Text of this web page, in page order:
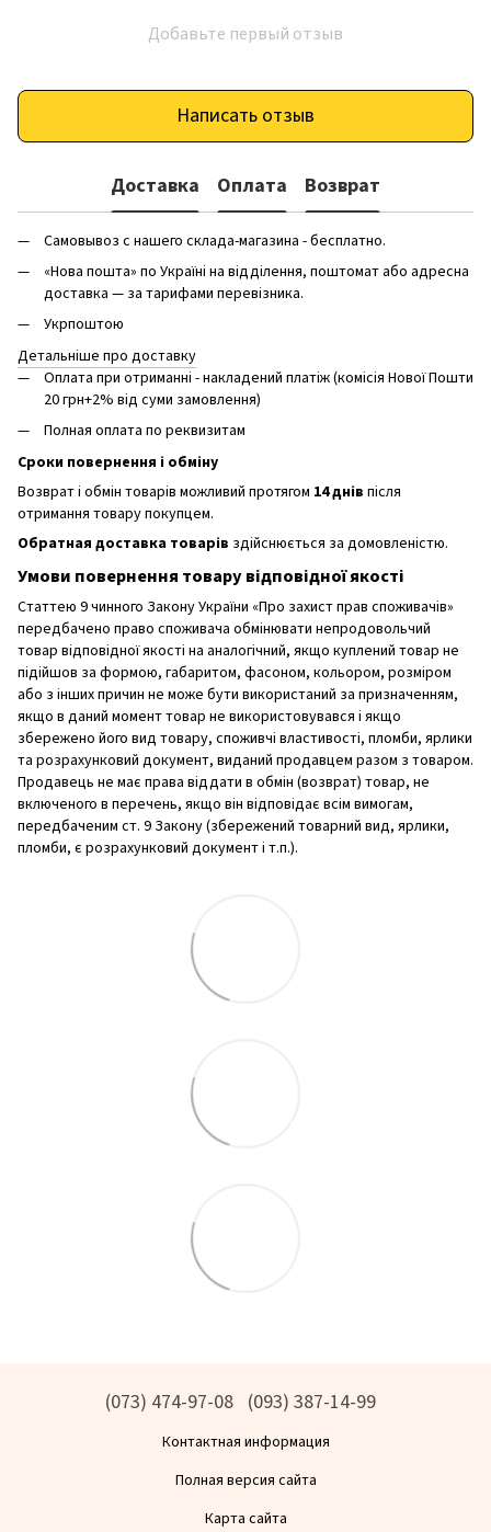
Добавьте первый отзыв
Написать отзыв
Доставка Оплата Возврат
Самовывоз с нашего склада-магазина - бесплатно.
«Нова пошта» по Україні на відділення, поштомат або адресна
доставка — за тарифами перевізника.
Укрпоштою
Детальніше про доставку
Оплата при отриманні - накладений платіж (комісія Нової Пошти
20 грн+2% від суми замовлення)
Полная оплата по реквизитам
Сроки повернення і обміну
Возврат і обмін товарів можливий протягом 14 днів після
отримання товару покупцем.
Обратная доставка товарів здійснюється за домовленістю.
Умови повернення товару відповідної якості
Статтею 9 чинного Закону України «Про захист прав споживачів»
передбачено право споживача обмінювати непродовольчий
товар відповідної якості на аналогічний, якщо куплений товар не
підійшов за формою, габаритом, фасоном, кольором, розміром
або з інших причин не може бути використаний за призначенням,
якщо в даний момент товар не використовувався і якщо
збережено його вид товару, споживчі властивості, пломби, ярлики
та розрахунковий документ, виданий продавцем разом з товаром.
Продавець не має права віддати в обмін (возврат) товар, не
включеного в перечень, якщо він відповідає всім вимогам,
передбаченим ст. 9 Закону (збережений товарний вид, ярлики,
пломби, є розрахунковий документ і т.п.).
(073) 474-97-08 (093) 387-14-99
Контактная информация
Полная версия сайта
Карта сайта